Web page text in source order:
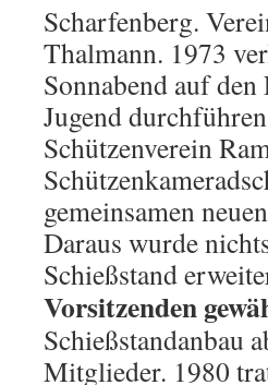
Scharfenberg.
Thalmann. 1973
Sonnabend auf
Jugend
Schützenverein
gemeinsamen
Daraus wurde
Schießstand
Vorsitzenden
Schießstandanbau
Mitglieder. 1980